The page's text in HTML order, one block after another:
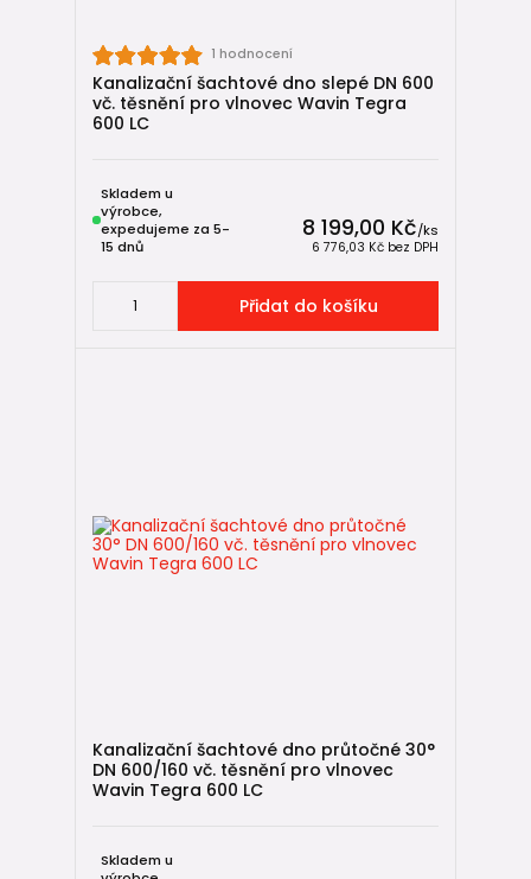
1 hodnocení
Kanalizační šachtové dno slepé DN 600
vč. těsnění pro vlnovec Wavin Tegra
600 LC
8 199,00 Kč/ks
6 776,03 Kč bez DPH
Skladem u
výrobce,
expedujeme za 5-
15 dnů
Přidat do košíku
Kanalizační šachtové dno průtočné 30°
DN 600/160 vč. těsnění pro vlnovec
Wavin Tegra 600 LC
Skladem u